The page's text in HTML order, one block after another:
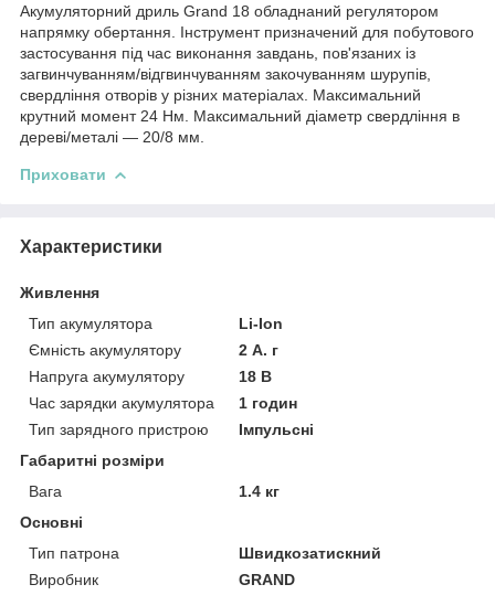
Акумуляторний дриль Grand 18 обладнаний регулятором
напрямку обертання. Інструмент призначений для побутового
застосування під час виконання завдань, пов'язаних із
загвинчуванням/відгвинчуванням закочуванням шурупів,
свердління отворів у різних матеріалах. Максимальний
крутний момент 24 Нм. Максимальний діаметр свердління в
дереві/металі — 20/8 мм.
Приховати
Характеристики
Живлення
Тип акумулятора
Li-Ion
Ємність акумулятору
2 А. г
Напруга акумулятору
18 В
Час зарядки акумулятора
1 годин
Тип зарядного пристрою
Імпульсні
Габаритні розміри
Вага
1.4 кг
Основні
Тип патрона
Швидкозатискний
Виробник
GRAND